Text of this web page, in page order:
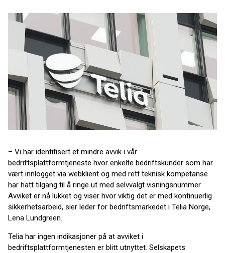
– Vi har identifisert et mindre avvik i vår
bedriftsplattformtjeneste hvor enkelte bedriftskunder som har
vært innlogget via webklient og med rett teknisk kompetanse
har hatt tilgang til å ringe ut med selvvalgt visningsnummer.
Avviket er nå lukket og viser hvor viktig det er med kontinuerlig
sikkerhetsarbeid, sier leder for bedriftsmarkedet i Telia Norge,
Lena Lundgreen.
Telia har ingen indikasjoner på at avviket i
bedriftsplattformtjenesten er blitt utnyttet. Selskapets